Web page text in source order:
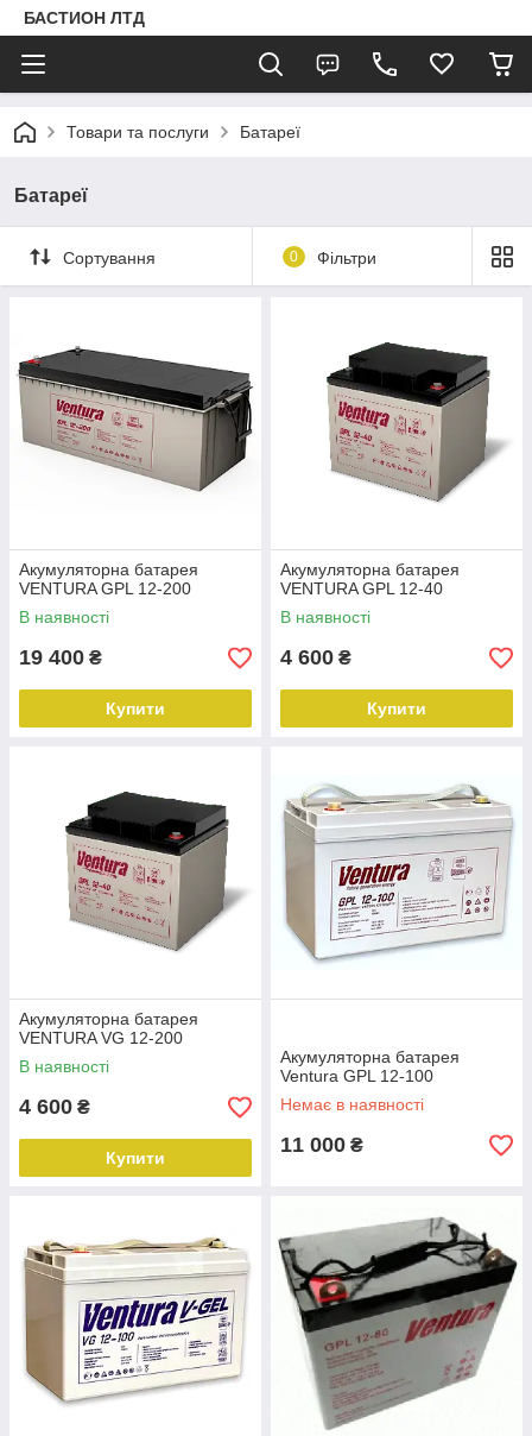
БАСТИОН ЛТД
Товари та послуги Батареї
Батареї
Сортування 0 Фільтри
Акумуляторна батарея
VENTURA GPL 12-200
В наявності
19 400 ₴
Купити
Акумуляторна батарея
VENTURA GPL 12-40
В наявності
4 600 ₴
Купити
Акумуляторна батарея
VENTURA VG 12-200
В наявності
4 600 ₴
Купити
Акумуляторна батарея
Ventura GPL 12-100
Немає в наявності
11 000 ₴